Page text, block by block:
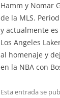
Hamm y Nomar
de la MLS.
y actualmente
Los Angeles
al homenaje y
en la NBA con
Esta entrada se